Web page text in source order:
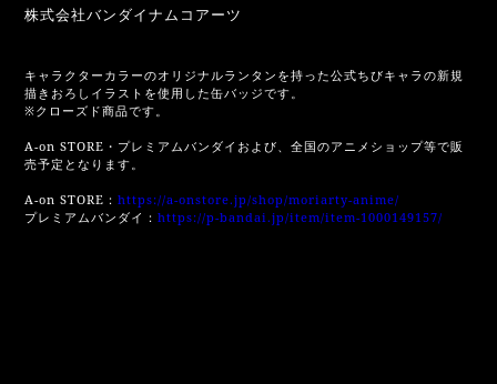
株式会社バンダイナムコアーツ
キャラクターカラーのオリジナルランタンを持った公式ちびキャラの新規
描きおろしイラストを使用した缶バッジです。
※クローズド商品です。
A-on STORE・プレミアムバンダイおよび、全国のアニメショップ等で販
売予定となります。
A-on STORE：https://a-onstore.jp/shop/moriarty-anime/
プレミアムバンダイ：https://p-bandai.jp/item/item-1000149157/